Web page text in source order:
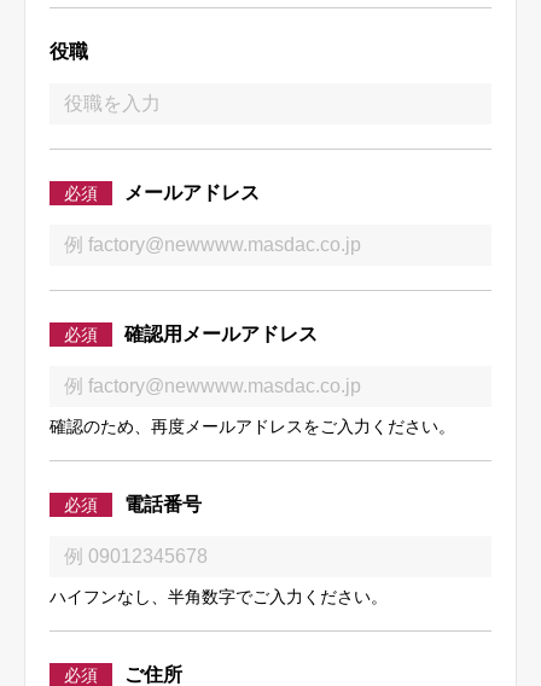
役職
必須 メールアドレス
必須 確認用メールアドレス
確認のため、再度メールアドレスをご入力ください。
必須 電話番号
ハイフンなし、半角数字でご入力ください。
必須 ご住所